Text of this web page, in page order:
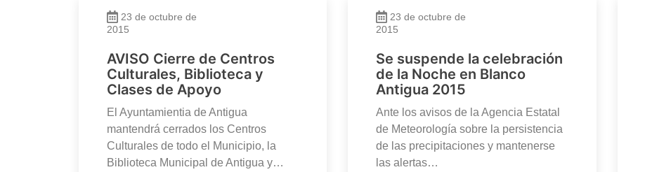
23 de octubre de
2015
AVISO Cierre de Centros
Culturales, Biblioteca y
Clases de Apoyo
El Ayuntamientia de Antigua
mantendrá cerrados los Centros
Culturales de todo el Municipio, la
Biblioteca Municipal de Antigua y…
23 de octubre de
2015
Se suspende la celebración
de la Noche en Blanco
Antigua 2015
Ante los avisos de la Agencia Estatal
de Meteorología sobre la persistencia
de las precipitaciones y mantenerse
las alertas…